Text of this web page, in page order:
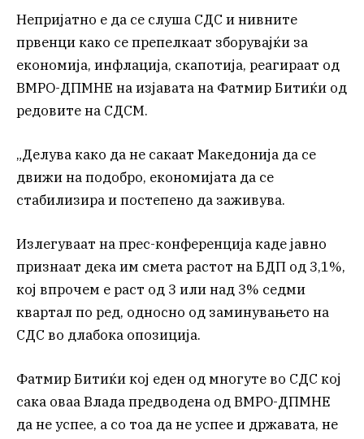
Непријатно е да се слуша СДС и нивните
првенци како се препелкаат зборувајќи за
економија, инфлација, скапотија, реагираат од
ВМРО-ДПМНЕ на изјавата на Фатмир Битиќи од
редовите на СДСМ.
„Делува како да не сакаат Македонија да се
движи на подобро, економијата да се
стабилизира и постепено да заживува.
Излегуваат на прес-конференција каде јавно
признаат дека им смета растот на БДП од 3,1%,
кој впрочем е раст од 3 или над 3% седми
квартал по ред, односно од заминувањето на
СДС во длабока опозиција.
Фатмир Битиќи кој еден од многуте во СДС кој
сака оваа Влада предводена од ВМРО-ДПМНЕ
да не успее, а со тоа да не успее и државата, не